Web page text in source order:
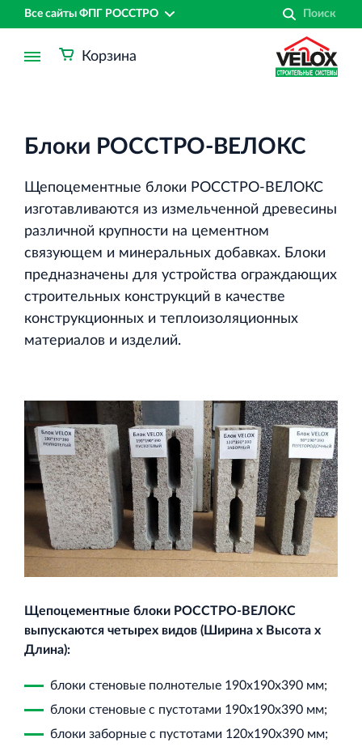
Все сайты ФПГ РОССТРО
Финансово‐промышленная группа РОССТРО
Строительная система ROSSTRO‐VELOX
Несъёмная опалубка из щепоцементных плит
Научно‐исследовательский институт
ЛЕННИИПРОЕКТ
строительству
Корзина
Блоки РОССТРО-ВЕЛОКС
Щепоцементные блоки РОССТРО-ВЕЛОКС
изготавливаются из измельченной древесины
различной крупности на цементном
связующем и минеральных добавках. Блоки
предназначены для устройства ограждающих
строительных конструкций в качестве
конструкционных и теплоизоляционных
материалов и изделий.
Щепоцементные блоки РОССТРО-ВЕЛОКС
выпускаются четырех видов (Ширина х Высота х
Длина):
блоки стеновые полнотелые 190х190х390 мм;
блоки стеновые с пустотами 190х190х390 мм;
блоки заборные с пустотами 120х190х390 мм;